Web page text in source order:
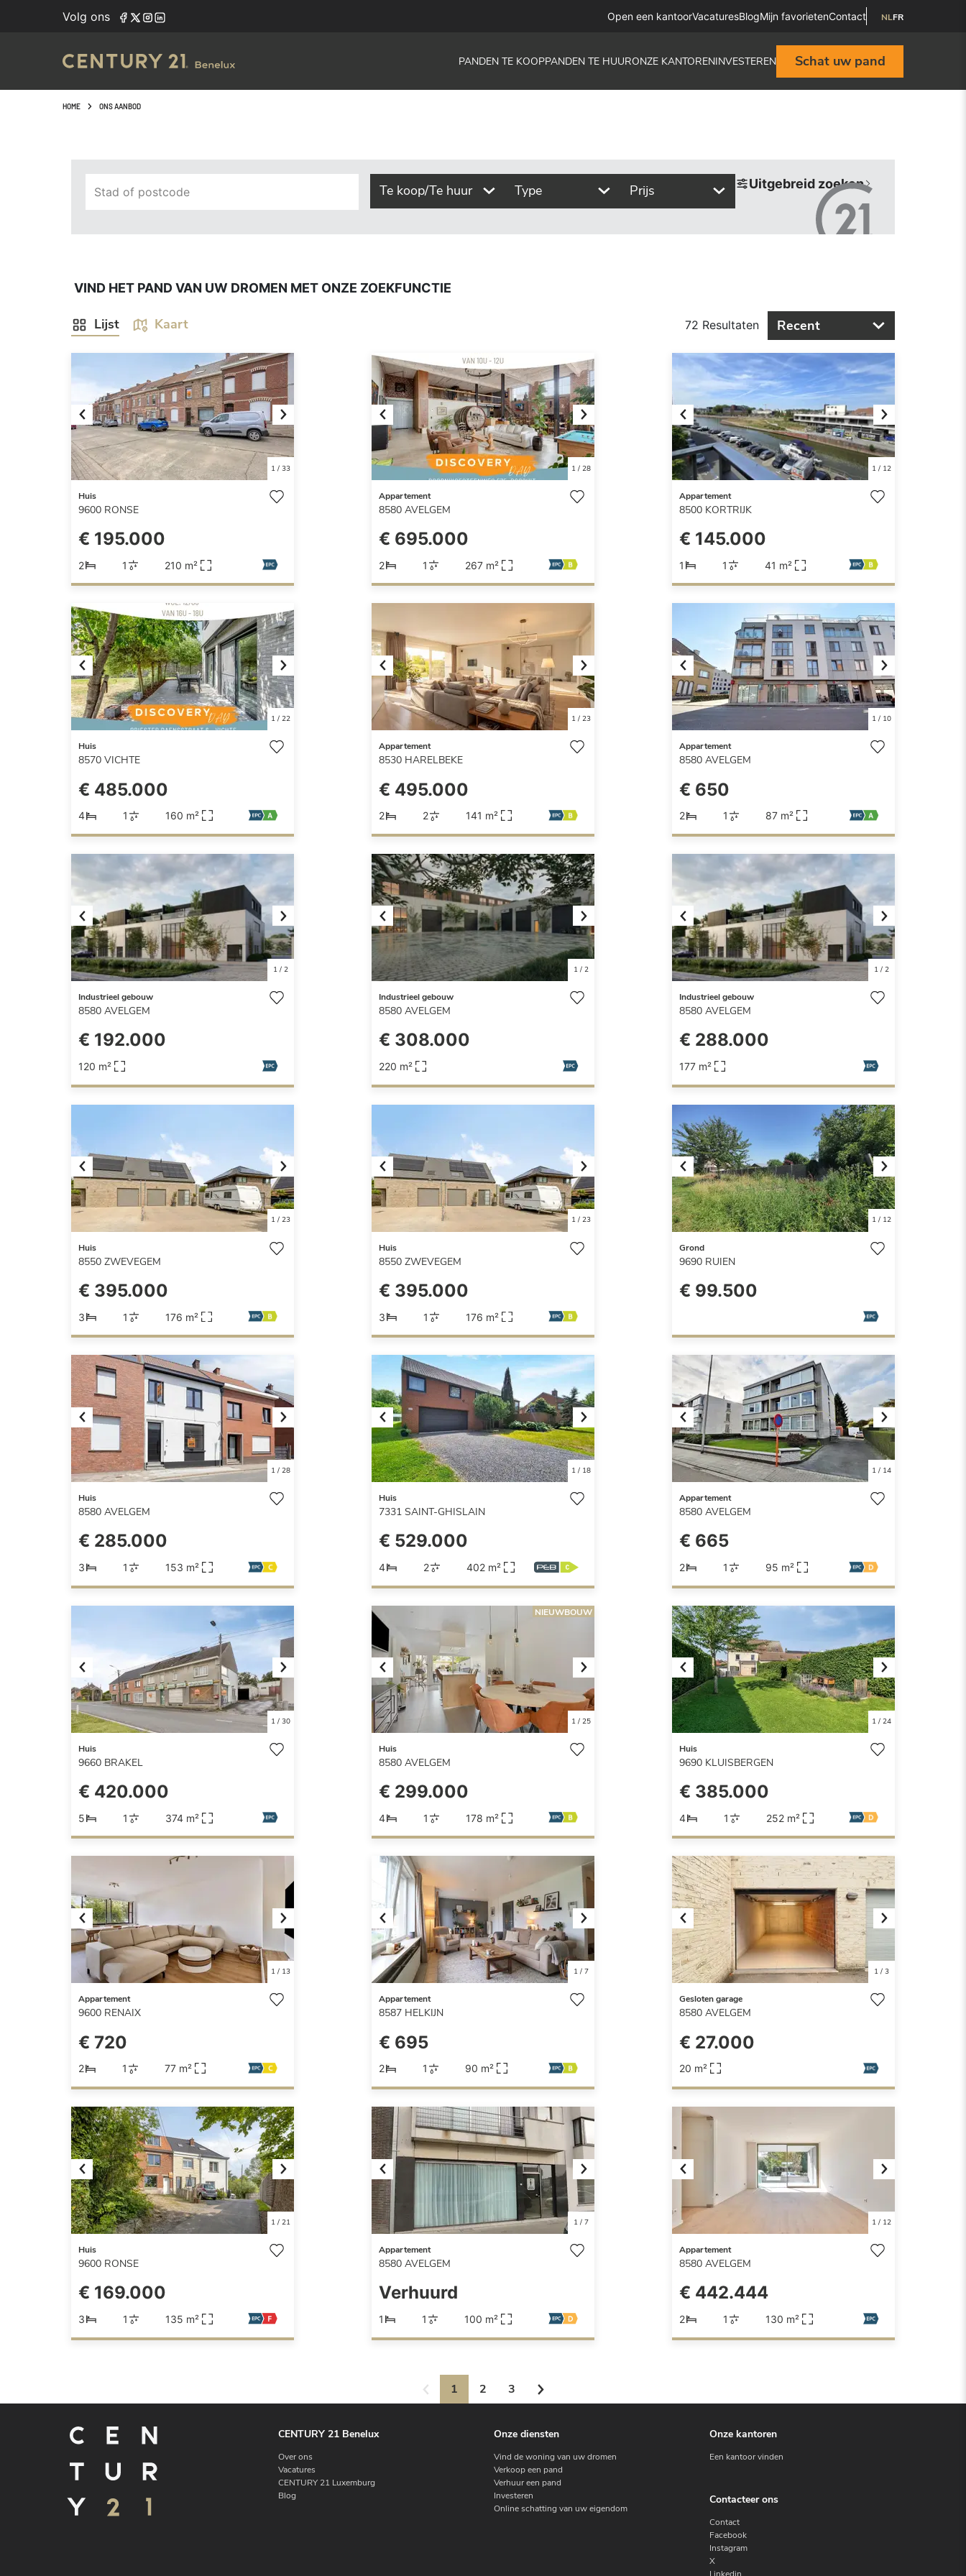
Volg ons Open een kantoorVacaturesBlogMijn favorietenContact NLFR
PANDEN TE KOOPPANDEN TE HUURONZE KANTORENINVESTEREN Schat uw pand
HOME ONS AANBOD
Stad of postcode Te koop/Te huur Type Prijs Uitgebreid zoeken
VIND HET PAND VAN UW DROMEN MET ONZE ZOEKFUNCTIE
Lijst Kaart 72 Resultaten Recent
Previous Next
1/ 33
Huis
9600 RONSE
€ 195.000
2 1 210 m²
Previous Next
1/ 28
Appartement
8580 AVELGEM
€ 695.000
2 1 267 m²
Previous Next
1/ 12
Appartement
8500 KORTRIJK
€ 145.000
1 1 41 m²
Previous Next
1/ 22
Huis
8570 VICHTE
€ 485.000
4 1 160 m²
Previous Next
1/ 23
Appartement
8530 HARELBEKE
€ 495.000
2 2 141 m²
Previous Next
1/ 10
Appartement
8580 AVELGEM
€ 650
2 1 87 m²
Previous Next
1/ 2
Industrieel gebouw
8580 AVELGEM
€ 192.000
120 m²
Previous Next
1/ 2
Industrieel gebouw
8580 AVELGEM
€ 308.000
220 m²
Previous Next
1/ 2
Industrieel gebouw
8580 AVELGEM
€ 288.000
177 m²
Previous Next
1/ 23
Huis
8550 ZWEVEGEM
€ 395.000
3 1 176 m²
Previous Next
1/ 23
Huis
8550 ZWEVEGEM
€ 395.000
3 1 176 m²
Previous Next
1/ 12
Grond
9690 RUIEN
€ 99.500
Previous Next
1/ 28
Huis
8580 AVELGEM
€ 285.000
3 1 153 m²
Previous Next
1/ 18
Huis
7331 SAINT-GHISLAIN
€ 529.000
4 2 402 m²
Previous Next
1/ 14
Appartement
8580 AVELGEM
€ 665
2 1 95 m²
Previous Next
1/ 30
Huis
9660 BRAKEL
€ 420.000
5 1 374 m²
Previous Next
1/ 25
NIEUWBOUW
Huis
8580 AVELGEM
€ 299.000
4 1 178 m²
Previous Next
1/ 24
Huis
9690 KLUISBERGEN
€ 385.000
4 1 252 m²
Previous Next
1/ 13
Appartement
9600 RENAIX
€ 720
2 1 77 m²
Previous Next
1/ 7
Appartement
8587 HELKIJN
€ 695
2 1 90 m²
Previous Next
1/ 3
Gesloten garage
8580 AVELGEM
€ 27.000
20 m²
Previous Next
1/ 21
Huis
9600 RONSE
€ 169.000
3 1 135 m²
Previous Next
1/ 7
Appartement
8580 AVELGEM
Verhuurd
1 1 100 m²
Previous Next
1/ 12
Appartement
8580 AVELGEM
€ 442.444
2 1 130 m²
1 2 3
CENTURY 21 Benelux
Over ons
Vacatures
CENTURY 21 Luxemburg
Blog
Onze diensten
Vind de woning van uw dromen
Verkoop een pand
Verhuur een pand
Investeren
Online schatting van uw eigendom
Onze kantoren
Een kantoor vinden
Contacteer ons
Contact
Facebook
Instagram
X
Navigated to Vind het pand van uw dromen met onze zoekfunctie